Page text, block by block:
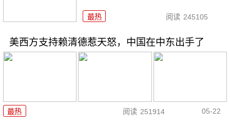
最热 阅读 245105
美西方支持赖清德惹天怒，中国在中东出手了
最热 阅读 251914 05-22